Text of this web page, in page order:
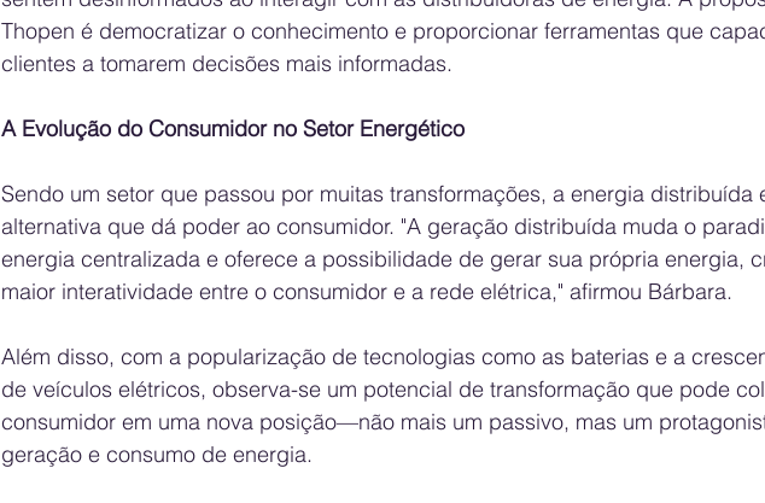
Thopen é democratizar o conhecimento e proporcionar ferramentas que
clientes a tomarem decisões mais informadas.
A Evolução do Consumidor no Setor Energético
Sendo um setor que passou por muitas transformações, a energia distribuída
alternativa que dá poder ao consumidor. "A geração distribuída muda o
energia centralizada e oferece a possibilidade de gerar sua própria energia,
maior interatividade entre o consumidor e a rede elétrica," afirmou Bárbara.
Além disso, com a popularização de tecnologias como as baterias e a
de veículos elétricos, observa-se um potencial de transformação que pode
consumidor em uma nova posição—não mais um passivo, mas um
geração e consumo de energia.